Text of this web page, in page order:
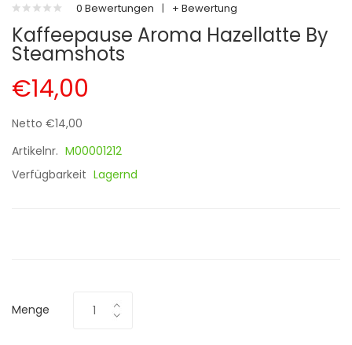
0 Bewertungen | + Bewertung
Kaffeepause Aroma Hazellatte By
Steamshots
€14,00
Netto €14,00
Artikelnr. M00001212
Verfügbarkeit Lagernd
Menge